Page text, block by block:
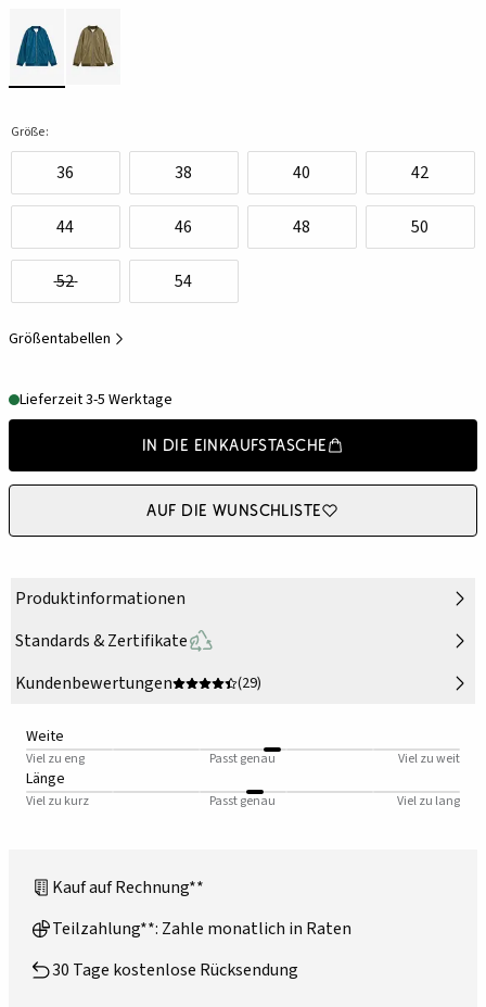
Größe:
36 38 40 42
44 46 48 50
52 54
Größentabellen
Lieferzeit 3-5 Werktage
In die Einkaufstasche
Auf die Wunschliste
Produktinformationen
Standards & Zertifikate
Kundenbewertungen
(29)
Weite
Viel zu eng Passt genau Viel zu weit
Länge
Viel zu kurz Passt genau Viel zu lang
Kauf auf Rechnung**
Teilzahlung**: Zahle monatlich in Raten
30 Tage kostenlose Rücksendung